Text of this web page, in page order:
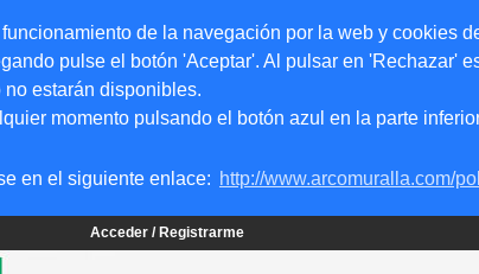
de la navegación por la web y cookies
pulse el botón 'Aceptar'. Al pulsar en 'Rechazar'
estarán disponibles.
momento pulsando el botón azul en la parte
en el siguiente enlace: http://www.arcomuralla.com/
Acceder / Registrarme